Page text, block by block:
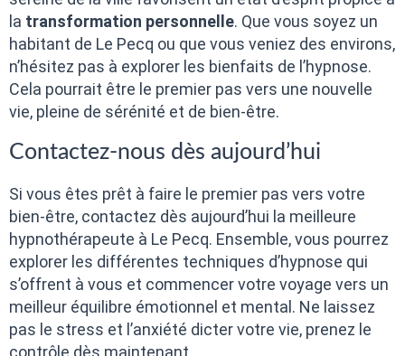
la transformation personnelle. Que vous soyez un
habitant de Le Pecq ou que vous veniez des environs,
n’hésitez pas à explorer les bienfaits de l’hypnose.
Cela pourrait être le premier pas vers une nouvelle
vie, pleine de sérénité et de bien-être.
Contactez-nous dès aujourd’hui
Si vous êtes prêt à faire le premier pas vers votre
bien-être, contactez dès aujourd’hui la meilleure
hypnothérapeute à Le Pecq. Ensemble, vous pourrez
explorer les différentes techniques d’hypnose qui
s’offrent à vous et commencer votre voyage vers un
meilleur équilibre émotionnel et mental. Ne laissez
pas le stress et l’anxiété dicter votre vie, prenez le
contrôle dès maintenant.